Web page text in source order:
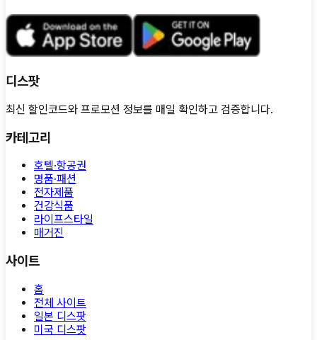
디스팟
최신 할인코드와 프로모션 정보를 매일 확인하고 검증합니다.
카테고리
호텔·항공권
명품·패션
전자제품
건강식품
라이프스타일
매거진
사이트
홈
전체 사이트
일본 디스팟
미국 디스팟